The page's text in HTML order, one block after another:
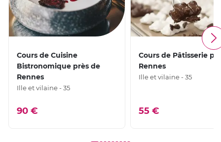
Cours de Cuisine
Bistronomique près de
Rennes
Ille et vilaine - 35
90 €
Cours de Pâtisserie
Rennes
Ille et vilaine - 35
55 €